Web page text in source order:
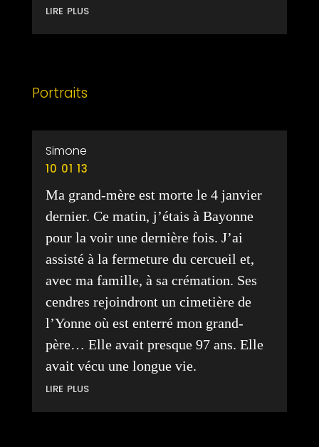
lire plus
Portraits
Simone
10 01 13
Ma grand-mère est morte le 4 janvier
dernier. Ce matin, j’étais à Bayonne
pour la voir une dernière fois. J’ai
assisté à la fermeture du cercueil et,
avec ma famille, à sa crémation. Ses
cendres rejoindront un cimetière de
l’Yonne où est enterré mon grand-
père… Elle avait presque 97 ans. Elle
avait vécu une longue vie.
lire plus